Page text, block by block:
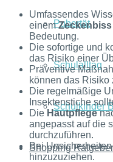
Pubertät
Schulalltag
Schulkinder
Shopping Ratgeber
Umfassendes
einemZeckenbiss
Bedeutung.
Die sofortige und
das Risiko einer
Präventive
können das Risiko
Die regelmäßige
Insektenstiche
Die Hautpflege
angepasst auf die
durchzuführen.
Bei
hinzuzuziehen.